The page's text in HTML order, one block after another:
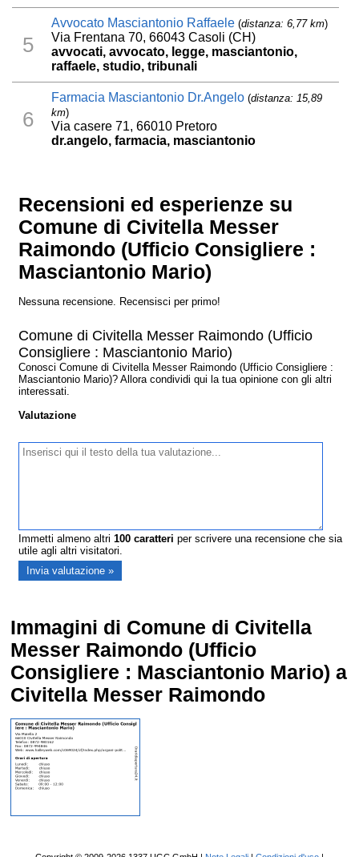
5
Avvocato Masciantonio Raffaele (distanza: 6,77 km)
Via Frentana 70, 66043 Casoli (CH)
avvocati, avvocato, legge, masciantonio,
raffaele, studio, tribunali
6
Farmacia Masciantonio Dr.Angelo (distanza: 15,89
km)
Via casere 71, 66010 Pretoro
dr.angelo, farmacia, masciantonio
Recensioni ed esperienze su
Comune di Civitella Messer
Raimondo (Ufficio Consigliere :
Masciantonio Mario)
Nessuna recensione. Recensisci per primo!
Comune di Civitella Messer Raimondo (Ufficio
Consigliere : Masciantonio Mario)
Conosci Comune di Civitella Messer Raimondo (Ufficio Consigliere :
Masciantonio Mario)? Allora condividi qui la tua opinione con gli altri
interessati.
Valutazione
Immetti almeno altri100 caratteri per scrivere una recensione che sia
utile agli altri visitatori.
Immagini di Comune di Civitella
Messer Raimondo (Ufficio
Consigliere : Masciantonio Mario) a
Civitella Messer Raimondo